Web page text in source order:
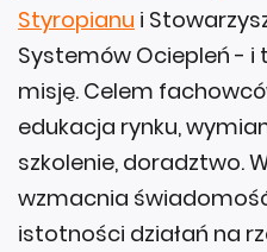
Styropianu i
Systemów Ociepleń -
misję. Celem
edukacja rynku,
szkolenie, doradztwo.
wzmacnia
istotności działań na